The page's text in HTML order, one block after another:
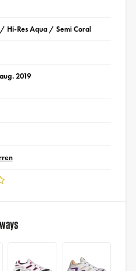
Hi-Res Aqua / Semi Coral
2019